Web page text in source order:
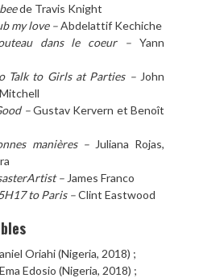
de Travis Knight
my love –Abdelattif Kechiche
dans le coeur – Yann
Talk to Girls at Parties –John
–Gustav Kervern et Benoît
manières –Juliana Rojas,
– James Franco
to Paris –Clint Eastwood
Oriahi (Nigeria, 2018) ;
Ema Edosio (Nigeria, 2018) ;